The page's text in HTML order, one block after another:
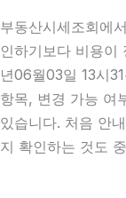
부동산시세조회에
인하기보다 비용
년06월03일 13시
항목, 변경 가능 여
있습니다. 처음 안
지 확인하는 것도